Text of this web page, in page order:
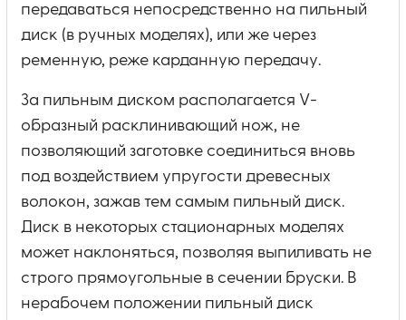
передаваться непосредственно на пильный
диск (в ручных моделях), или же через
ременную, реже карданную передачу.
За пильным диском располагается V-
образный расклинивающий нож, не
позволяющий заготовке соединиться вновь
под воздействием упругости древесных
волокон, зажав тем самым пильный диск.
Диск в некоторых стационарных моделях
может наклоняться, позволяя выпиливать не
строго прямоугольные в сечении бруски. В
нерабочем положении пильный диск